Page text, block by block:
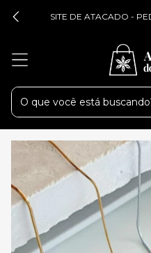
SITE DE ATACADO -